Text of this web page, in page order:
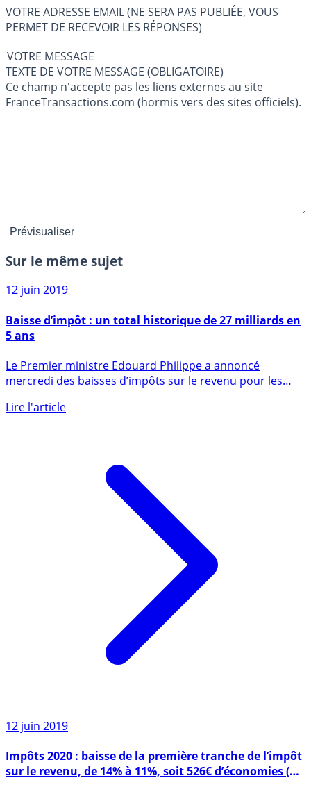
VOTRE ADRESSE EMAIL (NE SERA PAS PUBLIÉE, VOUS
PERMET DE RECEVOIR LES RÉPONSES)
VOTRE MESSAGE
TEXTE DE VOTRE MESSAGE (OBLIGATOIRE)
Ce champ n'accepte pas les liens externes au site
FranceTransactions.com (hormis vers des sites officiels).
Sur le même sujet
12 juin 2019
5 ans
mercredi des baisses d’impôts sur le revenu pour les
12 juin 2019